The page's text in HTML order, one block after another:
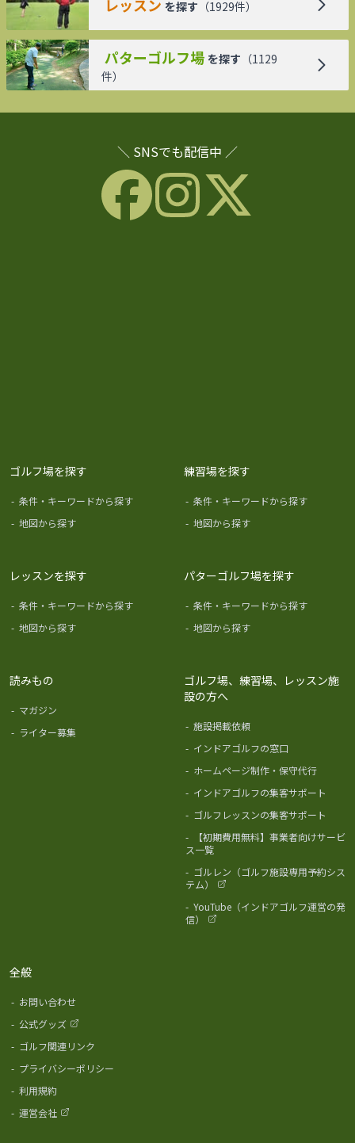
レッスン を探す （1929件）
パターゴルフ場 を探す （1129
件）
＼ SNSでも配信中 ／
ゴルフ場を探す
- 条件・キーワードから探す
- 地図から探す
練習場を探す
- 条件・キーワードから探す
- 地図から探す
レッスンを探す
- 条件・キーワードから探す
- 地図から探す
パターゴルフ場を探す
- 条件・キーワードから探す
- 地図から探す
読みもの
- マガジン
- ライター募集
ゴルフ場、練習場、レッスン施
設の方へ
- 施設掲載依頼
- インドアゴルフの窓口
- ホームページ制作・保守代行
- インドアゴルフの集客サポート
- ゴルフレッスンの集客サポート
-
【初期費用無料】事業者向けサービ
ス一覧
- ゴルレン（ゴルフ施設専用予約シス
テム）
- YouTube（インドアゴルフ運営の発
信）
全般
- お問い合わせ
- 公式グッズ
- ゴルフ関連リンク
- プライバシーポリシー
- 利用規約
- 運営会社